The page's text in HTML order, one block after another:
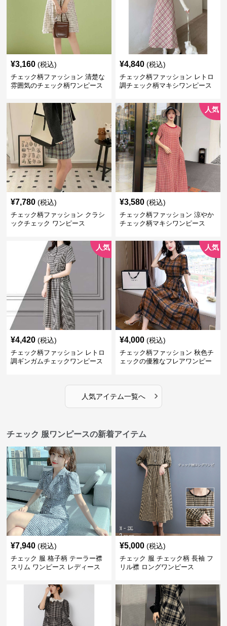
¥3,160 (税込)
チェック柄ファッション 清楚な
雰囲気のチェック柄ワンピース
¥4,840 (税込)
チェック柄ファッション レトロ
調チェック柄マキシワンピース
¥7,780 (税込)
チェック柄ファッション クラシ
ックチェック ワンピース
人気
¥3,580 (税込)
チェック柄ファッション 涼やか
チェック柄マキシワンピース
人気
¥4,420 (税込)
チェック柄ファッション レトロ
調ギンガムチェックワンピース
人気
¥4,000 (税込)
チェック柄ファッション 秋色チ
ェックの優雅なフレアワンピー
人気アイテム一覧へ ›
チェック 服ワンピースの新着アイテム
¥7,940 (税込)
チェック 服 格子柄 テーラー襟
スリム ワンピース レディース
¥5,000 (税込)
チェック 服 チェック柄 長袖 フ
リル襟 ロングワンピース